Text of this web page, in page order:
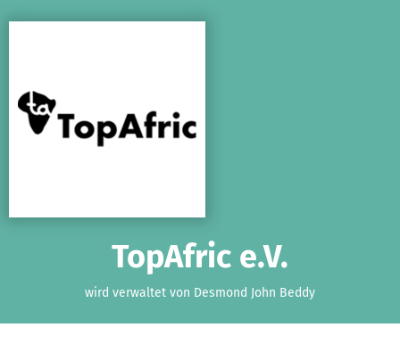
TopAfric e.V.
wird verwaltet von Desmond John Beddy